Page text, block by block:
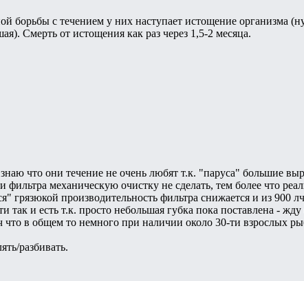
борьбы с течением у них наступает истощение организма
Смерть от истощения как раз через 1,5-2 месяца.
что они течение не очень любят т.к. "паруса" большие
фильтра механическую очистку не сделать, тем более что
грязюкой производительность фильтра снижается и из 900
так и есть т.к. просто небольшая губка пока поставлена -
что в общем то немного при наличии около 30-ти взрослых
разбивать.